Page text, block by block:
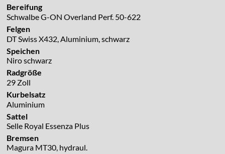
Bereifung
Schwalbe G-ON Overland Perf. 50-622
Felgen
DT Swiss X432, Aluminium, schwarz
Speichen
Niro schwarz
Radgröße
29 Zoll
Kurbelsatz
Aluminium
Sattel
Selle Royal Essenza Plus
Bremsen
Magura MT30, hydraul.